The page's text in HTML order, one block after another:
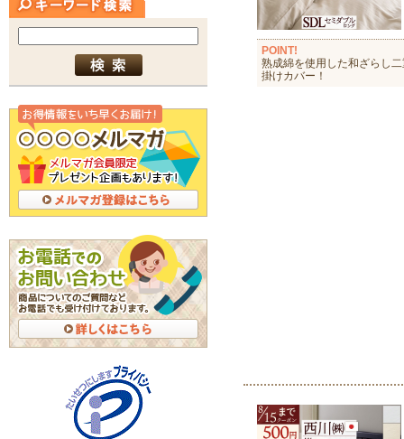
POINT!
熟成綿を使用した和ざらし
掛けカバー！